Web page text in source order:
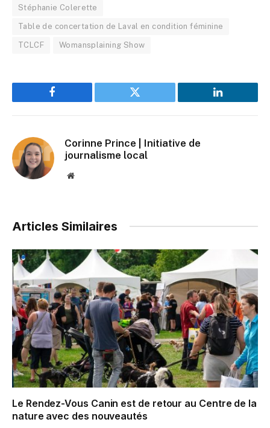
Stéphanie Colerette
Table de concertation de Laval en condition féminine
TCLCF Womansplaining Show
Facebook Twitter LinkedIn
Corinne Prince | Initiative de
journalisme local
Website
Articles Similaires
Le Rendez-Vous Canin est de retour au Centre de la
nature avec des nouveautés